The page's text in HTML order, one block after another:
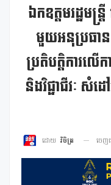
ឯកឧត្ដមរដ្ឋមន្
មួយអនុប្រធាន
ប្រតិបត្តិការលើ
និងវិជ្ជាជីវៈ សំ
ដោយ វិចិត្រ ចេញ